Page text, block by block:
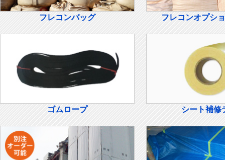
フレコンバッグ フレコンオプシ
ゴムロープ シート補修